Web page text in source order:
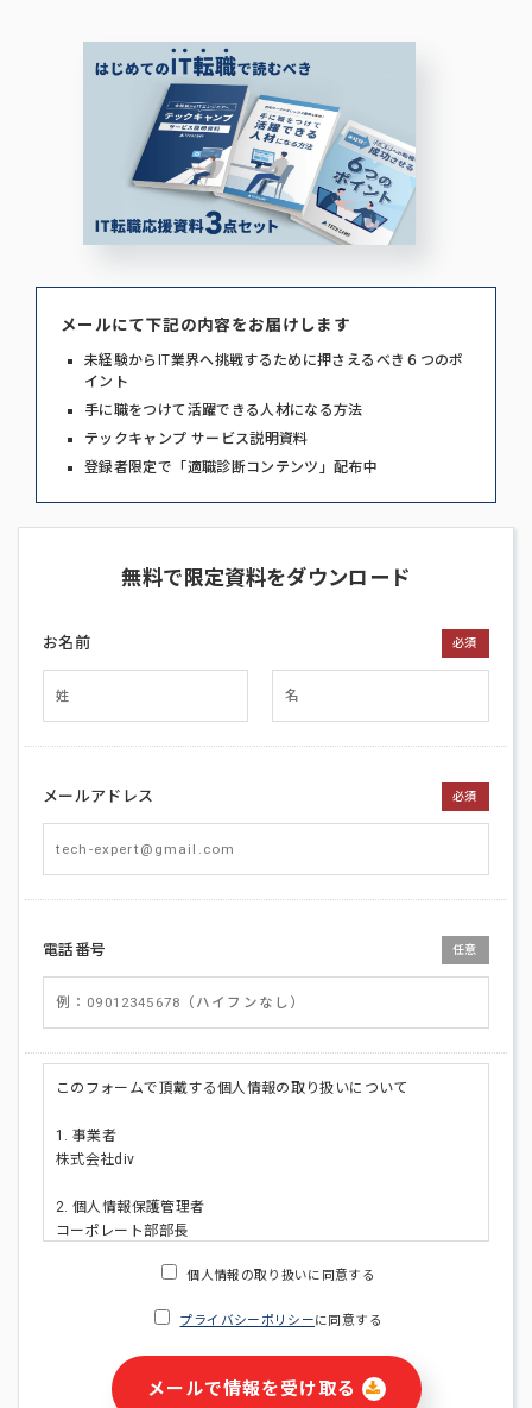
メールにて下記の内容をお届けします
未経験からIT業界へ挑戦するために押さえるべき６つのポ
イント
手に職をつけて活躍できる人材になる方法
テックキャンプ サービス説明資料
登録者限定で「適職診断コンテンツ」配布中
無料で限定資料をダウンロード
お名前 必須
メールアドレス 必須
電話番号 任意
このフォームで頂戴する個人情報の取り扱いについて
1. 事業者
株式会社div
2. 個人情報保護管理者
コーポレート部部長
・ご請求された資料の送付のため
・本サービス及び本サービスに関連する情報(当社及び第三者の
個人情報の取り扱いに同意する
プライバシーポリシーに同意する
メールで情報を受け取る